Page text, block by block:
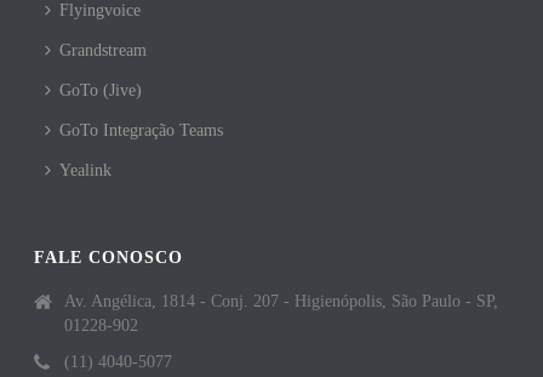
Flyingvoice
Grandstream
GoTo (Jive)
GoTo Integração Teams
Yealink
FALE CONOSCO
Av. Angélica, 1814 - Conj. 207 - Higienópolis, São Paulo - SP,
01228-902
(11) 4040-5077